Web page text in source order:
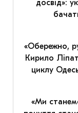
досвід»:
«Обережно,
Кирило
циклу
«Ми